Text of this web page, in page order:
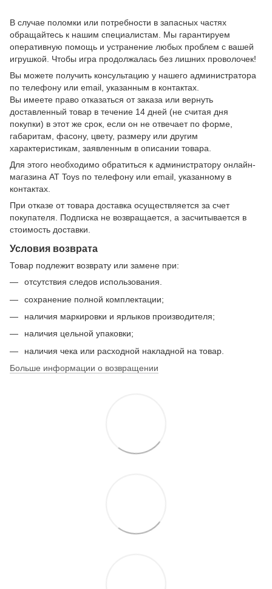
В случае поломки или потребности в запасных частях
обращайтесь к нашим специалистам. Мы гарантируем
оперативную помощь и устранение любых проблем с вашей
игрушкой. Чтобы игра продолжалась без лишних проволочек!
Вы можете получить консультацию у нашего администратора
по телефону или email, указанным в контактах.
Вы имеете право отказаться от заказа или вернуть
доставленный товар в течение 14 дней (не считая дня
покупки) в этот же срок, если он не отвечает по форме,
габаритам, фасону, цвету, размеру или другим
характеристикам, заявленным в описании товара.
Для этого необходимо обратиться к администратору онлайн-
магазина AT Toys по телефону или email, указанному в
контактах.
При отказе от товара доставка осуществляется за счет
покупателя. Подписка не возвращается, а засчитывается в
стоимость доставки.
Условия возврата
Товар подлежит возврату или замене при:
отсутствия следов использования.
сохранение полной комплектации;
наличия маркировки и ярлыков производителя;
наличия цельной упаковки;
наличия чека или расходной накладной на товар.
Больше информации о возвращении